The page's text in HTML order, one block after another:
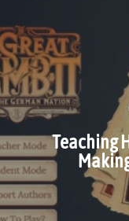
Teaching